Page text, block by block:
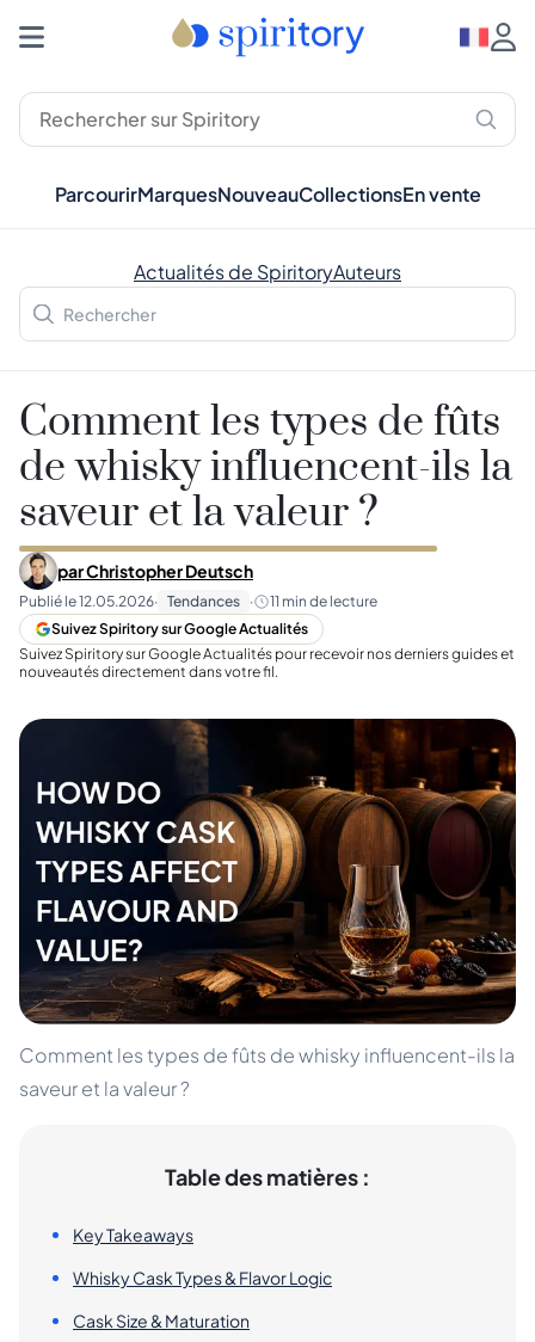
ParcourirMarquesNouveauCollectionsEn vente
Actualités de SpiritoryAuteurs
Comment les types de fûts
de whisky influencent-ils la
saveur et la valeur ?
parChristopher Deutsch
Publié le12.05.2026· Tendances · 11 min de lecture
Suivez Spiritory sur Google Actualités
Suivez Spiritory sur Google Actualités pour recevoir nos derniers guides et
nouveautés directement dans votre fil.
Comment les types de fûts de whisky influencent-ils la
saveur et la valeur ?
Table des matières :
Key Takeaways
Whisky Cask Types & Flavor Logic
Cask Size & Maturation